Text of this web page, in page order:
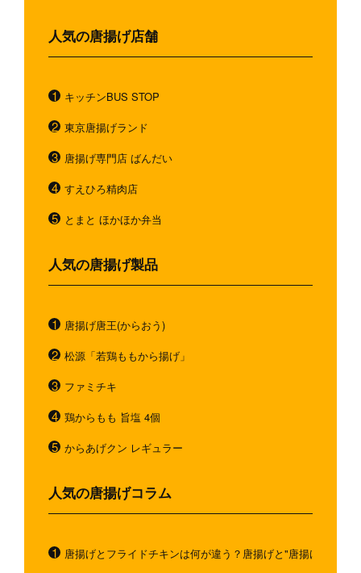
人気の唐揚げ店舗
キッチンBUS STOP
東京唐揚げランド
唐揚げ専門店 ばんだい
すえひろ精肉店
とまと ほかほか弁当
人気の唐揚げ製品
唐揚げ唐王(からおう)
松源「若鶏ももから揚げ」
ファミチキ
鶏からもも 旨塩 4個
からあげクン レギュラー
人気の唐揚げコラム
唐揚げとフライドチキンは何が違う？唐揚げと"唐揚げと似て